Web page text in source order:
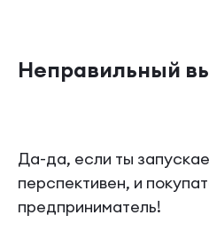
Неправильный
Да-да, если ты
перспективен, и
предприниматель!